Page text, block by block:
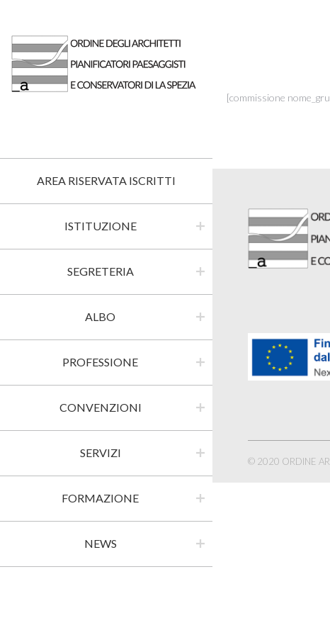
AREA RISERVATA ISCRITTI
ISTITUZIONE
SEGRETERIA
ALBO
PROFESSIONE
CONVENZIONI
SERVIZI
FORMAZIONE
NEWS
[commissione
© 2020 ORDINE